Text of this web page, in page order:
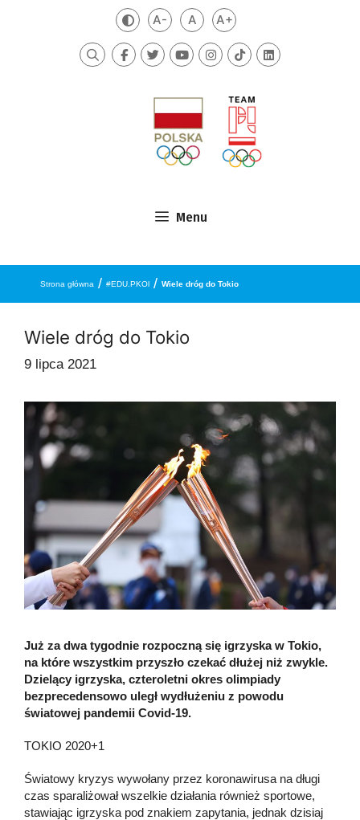
Zmień kontrast
A-Mniejsza czcionka
ADomyślna czcionka
A+Większa czcionka
Szukaj
Menu
Strona główna / #EDU.PKOl / Wiele dróg do Tokio
Wiele dróg do Tokio
9 lipca 2021
Już za dwa tygodnie rozpoczną się igrzyska w Tokio,
na które wszystkim przyszło czekać dłużej niż zwykle.
Dzielący igrzyska, czteroletni okres olimpiady
bezprecedensowo uległ wydłużeniu z powodu
światowej pandemii Covid-19.
TOKIO 2020+1
Światowy kryzys wywołany przez koronawirusa na długi
czas sparaliżował wszelkie działania również sportowe,
stawiając igrzyska pod znakiem zapytania, jednak dzisiaj